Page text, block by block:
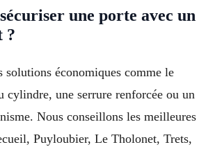
une porte avec un
?
solutions économiques comme le
cylindre, une serrure renforcée ou un
Nous conseillons les meilleures
Puyloubier, Le Tholonet, Trets,